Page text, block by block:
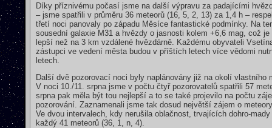
Díky příznivému počasí jsme na další výpravu za padajícími
– jsme spatřili v průměru 36 meteorů (16, 5, 2, 13) za 1,4 h –
třetí noci panovaly po západu Měsíce fantastické podmínky. Na
sousední galaxie M31 a hvězdy o jasnosti kolem +6,6 mag, což
lepší než na 3 km vzdálené hvězdárně. Každému obyvateli
zástupci ve vedení města budou v příštích letech více vědomi
letech.
Další dvě pozorovací noci byly naplánovány již na okolí
V noci 10./11. srpna jsme v počtu čtyř pozorovatelů spatřili 57
srpna pak měla být tou nejlepší a to se také projevilo na počtu
pozorování. Zaznamenali jsme tak dosud největší zájem o
Ve dvou intervalech, kdy nerušila oblačnost, trvajících dohro-
každý 41 meteorů (36, 1, n, 4).